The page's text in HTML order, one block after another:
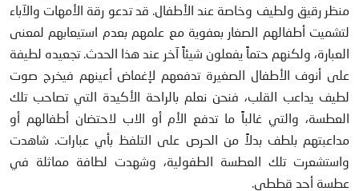
منظر رقيق ولطيف وخاصة عند الأطفال. قد تدعو رقة الأمهات والآباء
لتشميت أطفالهم الصغار بعفوية مع علمهم بعدم استيعابهم لمعنى
العبارة، ولكنهم حتماً يفعلون شيئاً آخر عند هذا الحدث. تجعيده لطيفة
على أنوف الأطفال الصغيرة تدفعهم لإغماض أعينهم فيخرج صوت
لطيف يداعب القلب، فنحن نعلم بالراحة الأكيدة التي تصاحب تلك
العطسة، والتي غالباً ما تدفع الأم أو الاب لاحتضان أطفالهم أو
مداعبتهم بلطف بدلاً من الحرص على التلفظ بأي عبارات. شاهدت
واستشعرت تلك العطسة الطفولية، وشهدت لطافة مماثلة في
عطسة أحد قططي.